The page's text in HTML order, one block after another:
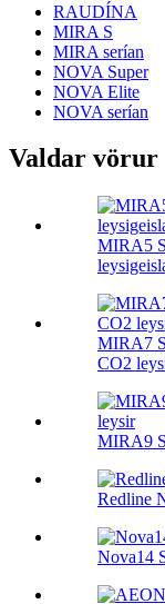
RAUDÍNA
MIRA S
MIRA serían
NOVA Super
NOVA Elite
NOVA serían
Valdar vörur
MIRA5
MIRA7
CO2
MIRA9
Redline
Nova14